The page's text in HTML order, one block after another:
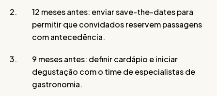
12 meses antes: enviar save-the-dates para
permitir que convidados reservem passagens
com antecedência.
9 meses antes: definir cardápio e iniciar
degustação com o time de especialistas de
gastronomia.